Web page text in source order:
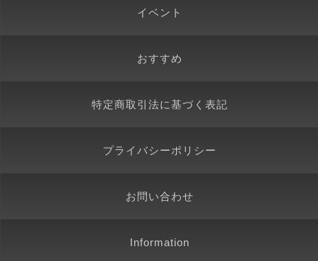
イベント
おすすめ
特定商取引法に基づく表記
プライバシーポリシー
お問い合わせ
Information